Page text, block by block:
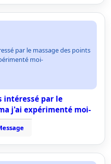
par le massage des points
moi-
intéressé par le
j'ai expérimenté moi-